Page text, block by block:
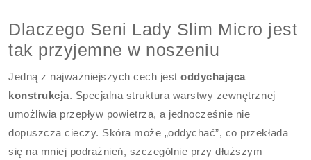
Dlaczego Seni Lady Slim Micro jest
tak przyjemne w noszeniu
Jedną z najważniejszych cech jestoddychająca
konstrukcja. Specjalna struktura warstwy zewnętrznej
umożliwia przepływ powietrza, a jednocześnie nie
dopuszcza cieczy. Skóra może „oddychać”, co przekłada
się na mniej podrażnień, szczególnie przy dłuższym